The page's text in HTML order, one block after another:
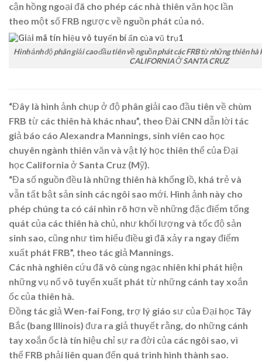
cận hồng ngoại đã cho phép các nhà thiên văn học lần
theo một số FRB ngược về nguồn phát của nó.
Hình ảnh độ phân giải cao đầu tiên về nguồn phát các FRB từ những thiên
CALIFORNIA Ở SANTA CRUZ
“Đây là hình ảnh chụp ở độ phân giải cao đầu tiên về chùm
FRB từ các thiên hà khác nhau”, theo Đài CNN dẫn lời tác
giả báo cáo Alexandra Mannings, sinh viên cao học
chuyên ngành thiên văn và vật lý học thiên thể của Đại
học California ở Santa Cruz (Mỹ).
“Đa số nguồn đều là những thiên hà khổng lồ, khá trẻ và
vẫn tất bật sản sinh các ngôi sao mới. Hình ảnh này cho
phép chúng ta có cái nhìn rõ hơn về những đặc điểm tổng
quát của các thiên hà chủ, như khối lượng và tốc độ sản
sinh sao, cũng như tìm hiểu điều gì đã xảy ra ngay điểm
xuất phát FRB”, theo tác giả Mannings.
Các nhà nghiên cứu đã vô cùng ngạc nhiên khi phát hiện
những vụ nổ vô tuyến xuất phát từ những cánh tay xoắn
ốc của thiên hà.
Đồng tác giả Wen-fai Fong, trợ lý giáo sư của Đại học Tây
Bắc (bang Illinois) đưa ra giả thuyết rằng, do những cánh
tay xoắn ốc là tín hiệu chỉ sự ra đời của các ngôi sao, vì
thế FRB phải liên quan đến quá trình hình thành sao.